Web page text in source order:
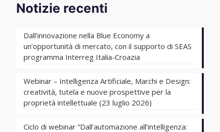
Notizie recenti
Dall’innovazione nella Blue Economy a
un’opportunità di mercato, con il supporto di SEAS
programma Interreg Italia-Croazia
Webinar – Intelligenza Artificiale, Marchi e Design:
creatività, tutela e nuove prospettive per la
proprietà intellettuale (23 luglio 2026)
Ciclo di webinar “Dall’automazione all’intelligenza: